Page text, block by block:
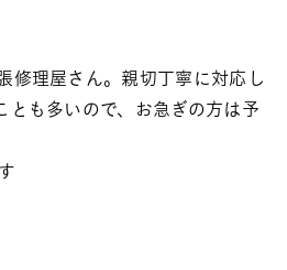
修理屋さん。親切丁寧に対応し
とも多いので、お急ぎの方は予